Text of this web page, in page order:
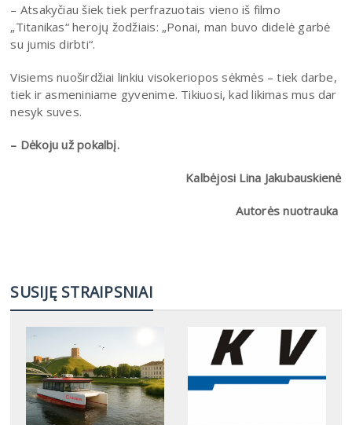
– Atsakyčiau šiek tiek perfrazuotais vieno iš filmo
„Titanikas“ herojų žodžiais: „Ponai, man buvo didelė garbė
su jumis dirbti“.
Visiems nuoširdžiai linkiu visokeriopos sėkmės – tiek darbe,
tiek ir asmeniniame gyvenime. Tikiuosi, kad likimas mus dar
nesyk suves.
– Dėkoju už pokalbį.
Kalbėjosi Lina Jakubauskienė
Autorės nuotrauka
SUSIJĘ STRAIPSNIAI